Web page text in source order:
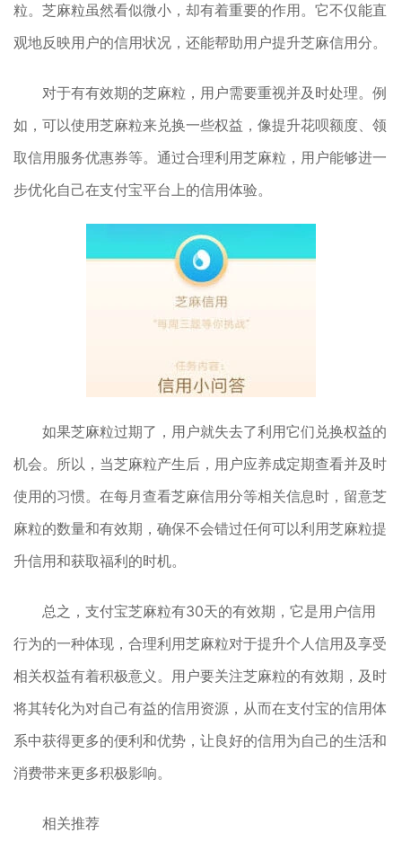
粒。芝麻粒虽然看似微小，却有着重要的作用。它不仅能直
观地反映用户的信用状况，还能帮助用户提升芝麻信用分。
对于有有效期的芝麻粒，用户需要重视并及时处理。例
如，可以使用芝麻粒来兑换一些权益，像提升花呗额度、领
取信用服务优惠券等。通过合理利用芝麻粒，用户能够进一
步优化自己在支付宝平台上的信用体验。
如果芝麻粒过期了，用户就失去了利用它们兑换权益的
机会。所以，当芝麻粒产生后，用户应养成定期查看并及时
使用的习惯。在每月查看芝麻信用分等相关信息时，留意芝
麻粒的数量和有效期，确保不会错过任何可以利用芝麻粒提
升信用和获取福利的时机。
总之，支付宝芝麻粒有30天的有效期，它是用户信用
行为的一种体现，合理利用芝麻粒对于提升个人信用及享受
相关权益有着积极意义。用户要关注芝麻粒的有效期，及时
将其转化为对自己有益的信用资源，从而在支付宝的信用体
系中获得更多的便利和优势，让良好的信用为自己的生活和
消费带来更多积极影响。
相关推荐